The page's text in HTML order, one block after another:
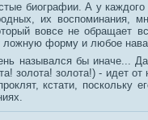
биографии. А у
их воспоминания,
вовсе не обращает
ложную форму и любое
назывался бы иначе...
золота! золота!) - идет
кстати, поскольку